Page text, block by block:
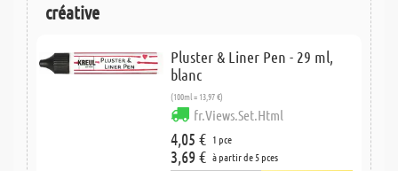
créative
Pluster & Liner Pen - 29 ml,
blanc
(100ml = 13,97 €)
fr.Views.Set.Html
4,05 € 1 pce
3,69 € à partir de 5 pces